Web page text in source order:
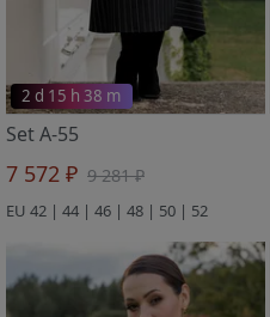
2 d 15 h 38 m
Set A-55
7 572 ₽ 9 281 ₽
EU 42 | 44 | 46 | 48 | 50 | 52